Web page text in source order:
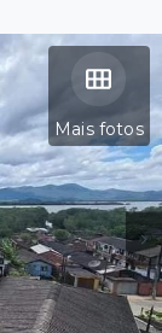
Mais fotos